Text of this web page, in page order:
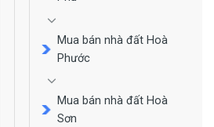
Mua bán nhà đất Hoà
Phước
Mua bán nhà đất Hoà
Sơn